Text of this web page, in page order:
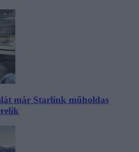
már Starlink műholdas